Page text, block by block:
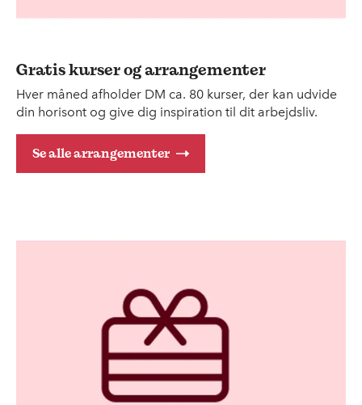
Gratis kurser og arrangementer
Hver måned afholder DM ca. 80 kurser, der kan udvide
din horisont og give dig inspiration til dit arbejdsliv.
Se alle arrangementer